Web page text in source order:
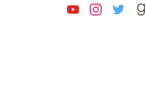
youtubeinstagramtwitter